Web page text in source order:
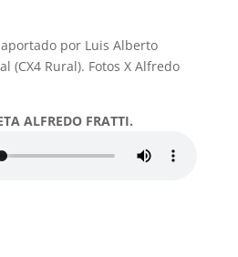
por Luis Alberto
(CX4 Rural). Fotos X Alfredo
ALFREDO FRATTI.